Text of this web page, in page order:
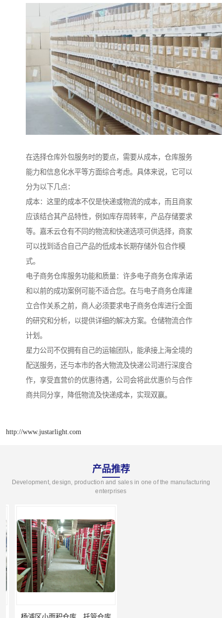
在选择仓库外包服务时的要点，需要从成本，仓库服务
能力和信息化水平等方面综合考虑。具体来说，它可以
分为以下几点：
成本：这里的成本不仅是快递或物流的成本，而且商家
应该结合其产品特性，例如库存周转率，产品存储要求
等。嘉禾云仓有不同的物流和快递选项可供选择，商家
可以找到适合自己产品的低成本长期存储外包合作模
式。
电子商务仓库服务功能和质量：许多电子商务仓库承诺
和以前的成功案例可能不适合您。在与电子商务仓库建
立合作关系之前，商人必须要求电子商务仓库进行全面
的研究和分析，以提供详细的解决方案。仓储物流合作
计划。
星力公司不仅拥有自己的运输团队，能承接上海全境的
配送服务，还与本市的各大物流及快递公司进行深度合
作，享受直营价的优惠待遇，公司会将此优惠价与合作
商共同分享，降低物流及快递成本，实现双赢。
http://www.justarlight.com
产品推荐
Development, design, production and sales in one of the manufacturing
enterprises